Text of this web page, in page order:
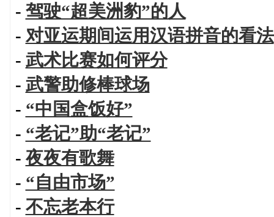
- 驾驶“超美洲豹”的人
- 对亚运期间运用汉语拼音的看法
- 武术比赛如何评分
- 武警助修棒球场
- “中国盒饭好”
- “老记”助“老记”
- 夜夜有歌舞
- “自由市场”
- 不忘老本行